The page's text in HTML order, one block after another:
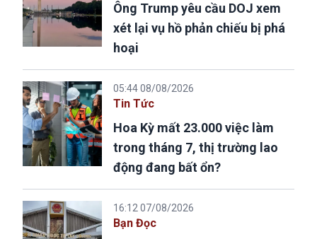
Ông Trump yêu cầu DOJ xem
xét lại vụ hồ phản chiếu bị phá
hoại
05:44 08/08/2026
Tin Tức
Hoa Kỳ mất 23.000 việc làm
trong tháng 7, thị trường lao
động đang bất ổn?
16:12 07/08/2026
Bạn Đọc